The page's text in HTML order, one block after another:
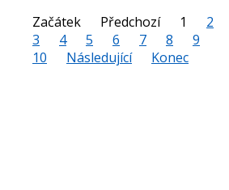
Začátek Předchozí 1
2
3
4 5 6 7 8
9
10
Následující Konec